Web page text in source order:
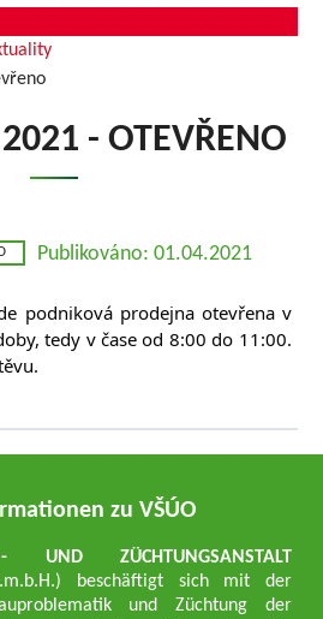
- OTEVŘENO
Publikováno: 01.04.2021
podniková prodejna otevřena v
tedy v čase od 8:00 do 11:00.
zu VŠÚO
- UND ZÜCHTUNGSANSTALT
beschäftigt sich mit der
und Züchtung der